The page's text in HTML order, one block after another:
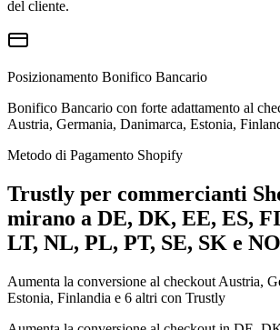
del cliente.
Posizionamento Bonifico Bancario
Bonifico Bancario con forte adattamento al
Austria, Germania, Danimarca, Estonia,
Metodo di Pagamento Shopify
Trustly per commercianti
mirano a DE, DK, EE, ES,
LT, NL, PL, PT, SE, SK e NO
Aumenta la conversione al checkout Austria,
Estonia, Finlandia e 6 altri con Trustly